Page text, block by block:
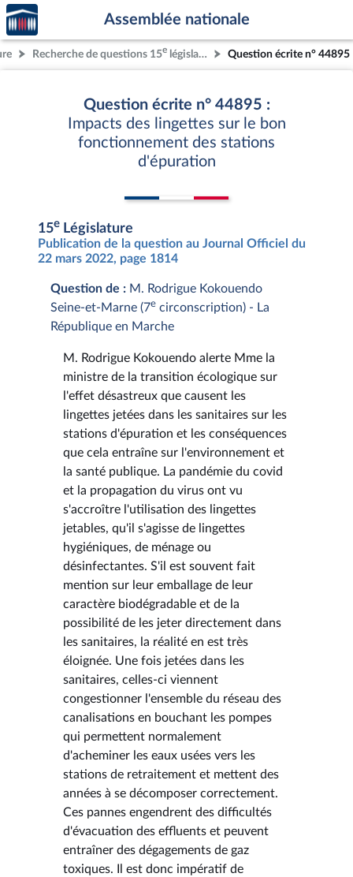
Aller au contenu
Aller en bas de la page
Accèder
à la
page
d'accueil
Assemblée nationale
Recherche de questions 15e législature Question écrite n° 44895
Question écrite n° 44895 :
Impacts des lingettes sur le bon
fonctionnement des stations
d'épuration
15e Législature
Publication de la question au Journal Officiel du
22 mars 2022, page 1814
Question de : M. Rodrigue Kokouendo
Seine-et-Marne (7e circonscription) - La
République en Marche
M. Rodrigue Kokouendo alerte Mme la
ministre de la transition écologique sur
l'effet désastreux que causent les
lingettes jetées dans les sanitaires sur les
stations d'épuration et les conséquences
que cela entraîne sur l'environnement et
la santé publique. La pandémie du covid
et la propagation du virus ont vu
s'accroître l'utilisation des lingettes
jetables, qu'il s'agisse de lingettes
hygiéniques, de ménage ou
désinfectantes. S'il est souvent fait
mention sur leur emballage de leur
caractère biodégradable et de la
possibilité de les jeter directement dans
les sanitaires, la réalité en est très
éloignée. Une fois jetées dans les
sanitaires, celles-ci viennent
congestionner l'ensemble du réseau des
canalisations en bouchant les pompes
qui permettent normalement
d'acheminer les eaux usées vers les
stations de retraitement et mettent des
années à se décomposer correctement.
Ces pannes engendrent des difficultés
d'évacuation des effluents et peuvent
entraîner des dégagements de gaz
toxiques. Il est donc impératif de